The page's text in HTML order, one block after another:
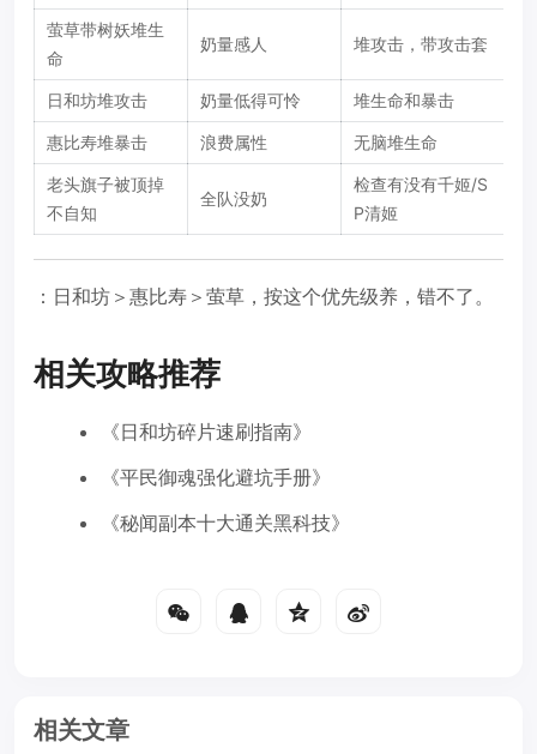
萤草带树妖堆生
命
奶量感人 堆攻击，带攻击套
日和坊堆攻击 奶量低得可怜 堆生命和暴击
惠比寿堆暴击 浪费属性 无脑堆生命
老头旗子被顶掉
不自知
全队没奶
检查有没有千姬/S
P清姬
：日和坊＞惠比寿＞萤草，按这个优先级养，错不了。
相关攻略推荐
《日和坊碎片速刷指南》
《平民御魂强化避坑手册》
《秘闻副本十大通关黑科技》
相关文章